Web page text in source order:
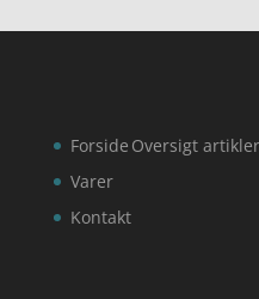
Forside
Varer
Kontakt
Oversigt artikler